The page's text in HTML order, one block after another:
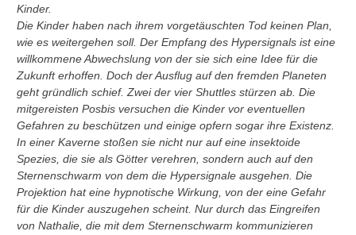
Kinder.
Die Kinder haben nach ihrem vorgetäuschten Tod keinen Plan,
wie es weitergehen soll. Der Empfang des Hypersignals ist eine
willkommene Abwechslung von der sie sich eine Idee für die
Zukunft erhoffen. Doch der Ausflug auf den fremden Planeten
geht gründlich schief. Zwei der vier Shuttles stürzen ab. Die
mitgereisten Posbis versuchen die Kinder vor eventuellen
Gefahren zu beschützen und einige opfern sogar ihre Existenz.
In einer Kaverne stoßen sie nicht nur auf eine insektoide
Spezies, die sie als Götter verehren, sondern auch auf den
Sternenschwarm von dem die Hypersignale ausgehen. Die
Projektion hat eine hypnotische Wirkung, von der eine Gefahr
für die Kinder auszugehen scheint. Nur durch das Eingreifen
von Nathalie, die mit dem Sternenschwarm kommunizieren